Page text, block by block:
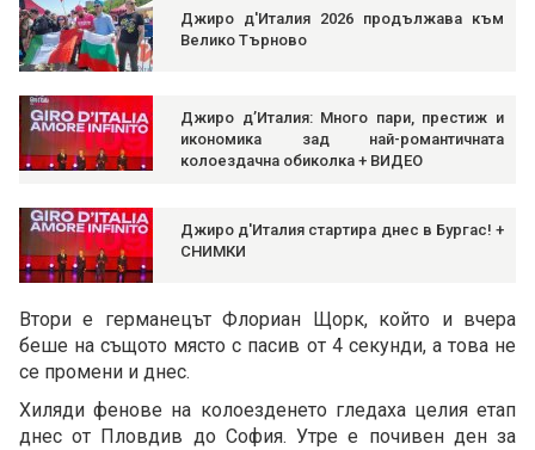
Джиро д'Италия 2026 продължава към
Велико Търново
Джиро д’Италия: Много пари, престиж и
икономика зад най-романтичната
колоездачна обиколка + ВИДЕО
Джиро д'Италия стартира днес в Бургас! +
СНИМКИ
Втори е германецът Флориан Щорк, който и вчера
беше на същото място с пасив от 4 секунди, а това не
се промени и днес.
Хиляди фенове на колоезденето гледаха целия етап
днес от Пловдив до София. Утре е почивен ден за